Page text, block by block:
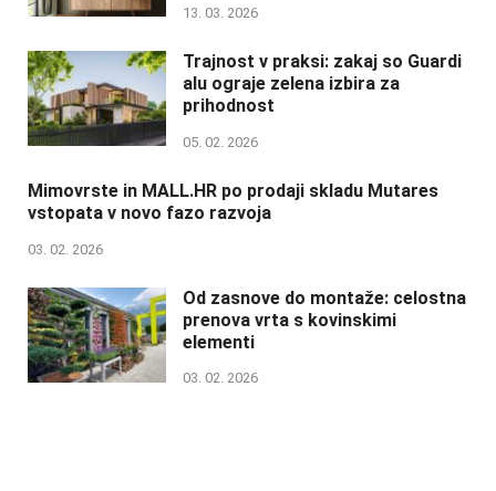
13. 03. 2026
Trajnost v praksi: zakaj so Guardi
alu ograje zelena izbira za
prihodnost
05. 02. 2026
Mimovrste in MALL.HR po prodaji skladu Mutares
vstopata v novo fazo razvoja
03. 02. 2026
Od zasnove do montaže: celostna
prenova vrta s kovinskimi
elementi
03. 02. 2026